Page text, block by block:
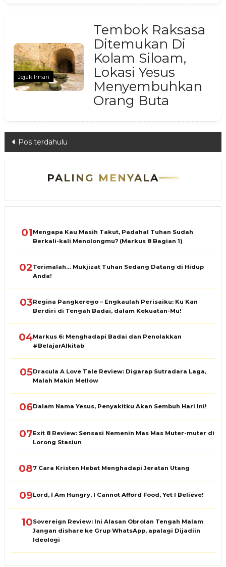
Jejak Iman
Tembok Raksasa
Ditemukan Di
Kolam Siloam,
Lokasi Yesus
Menyembuhkan
Orang Buta
Navigasi
pos
Pos terdahulu
PALING MENYALA
01Mengapa Kau Masih Takut, Padahal Tuhan Sudah
Berkali-kali Menolongmu? (Markus 8 Bagian 1)
02Terimalah… Mukjizat Tuhan Sedang Datang di Hidup
Anda!
03Regina Pangkerego – Engkaulah Perisaiku: Ku Kan
Berdiri di Tengah Badai, dalam Kekuatan-Mu!
04Markus 6: Menghadapi Badai dan Penolakkan
#BelajarAlkitab
05Dracula A Love Tale Review: Digarap Sutradara Laga,
Malah Makin Mellow
06Dalam Nama Yesus, Penyakitku Akan Sembuh Hari Ini!
07Exit 8 Review: Sensasi Nemenin Mas Mas Muter-muter di
Lorong Stasiun
087 Cara Kristen Hebat Menghadapi Jeratan Utang
09Lord, I Am Hungry, I Cannot Afford Food, Yet I Believe!
10Sovereign Review: Ini Alasan Obrolan Tengah Malam
Jangan dishare ke Grup WhatsApp, apalagi Dijadiin
Ideologi